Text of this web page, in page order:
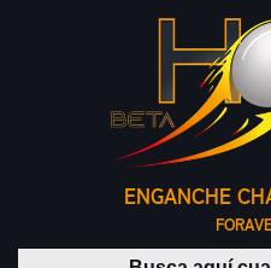
ENGANCHE